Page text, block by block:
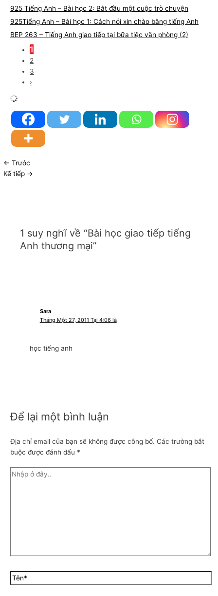
925 Tiếng Anh – Bài học 2: Bắt đầu một cuộc trò chuyện
925Tiếng Anh – Bài học 1: Cách nói xin chào bằng tiếng Anh
BEP 263 – Tiếng Anh giao tiếp tại bữa tiệc văn phòng (2)
1
2
3
›
← Trước
Kế tiếp →
1 suy nghĩ về “Bài học giao tiếp tiếng
Anh thương mại”
Sara
Tháng Một 27, 2011 Tại 4:06 là
học tiếng anh
Để lại một bình luận
Địa chỉ email của bạn sẽ không được công bố. Các trường bắt
buộc được đánh dấu *